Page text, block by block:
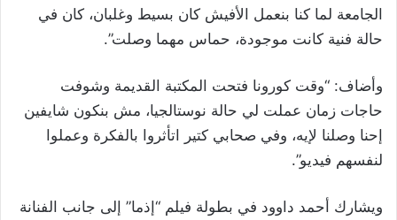
الجامعة لما كنا بنعمل الأفيش كان بسيط وغلبان، كان في
حالة فنية كانت موجودة، حماس مهما وصلت”.
وأضاف: “وقت كورونا فتحت المكتبة القديمة وشوفت
حاجات زمان عملت لي حالة نوستالجيا، مش بنكون شايفين
إحنا وصلنا لإيه، وفي صحابي كتير اتأثروا بالفكرة وعملوا
لنفسهم فيديو”.
ويشارك أحمد داوود في بطولة فيلم “إذما” إلى جانب الفنانة